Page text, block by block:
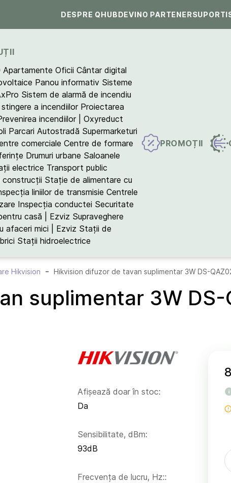
DESPRE QHUBDEVINO PARTENERSUPORT
Apartamente Oficii Cântar digital
Panou informativ Sisteme
Sistem de alarmă de incendiu
a incendiilor Proiectarea
incendiilor | Oxyreduct
Parcari Autostradă Supermarketuri
comerciale Centre de formare
Drumuri urbane Saloanele
electrice Transport public
construcții Stație de alimentare cu
liniilor de transmisie Centrele
Inspecția conductei Securitate
casă | Ezviz Supraveghere
afaceri mici | Ezviz Stații de
Stații hidroelectrice
PROMOȚII
Hikvision Hikvision difuzor de tavan suplimentar 3W DS-
suplimentar 3W DS-
Afișează doar în stoc:
Da
Sensibilitate, dBm:
93dB
Frecvența de lucru, Hz::